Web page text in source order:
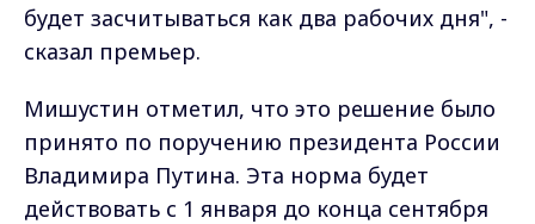
будет засчитываться как два рабочих дня", -
сказал премьер.
Мишустин отметил, что это решение было
принято по поручению президента России
Владимира Путина. Эта норма будет
действовать с 1 января до конца сентября